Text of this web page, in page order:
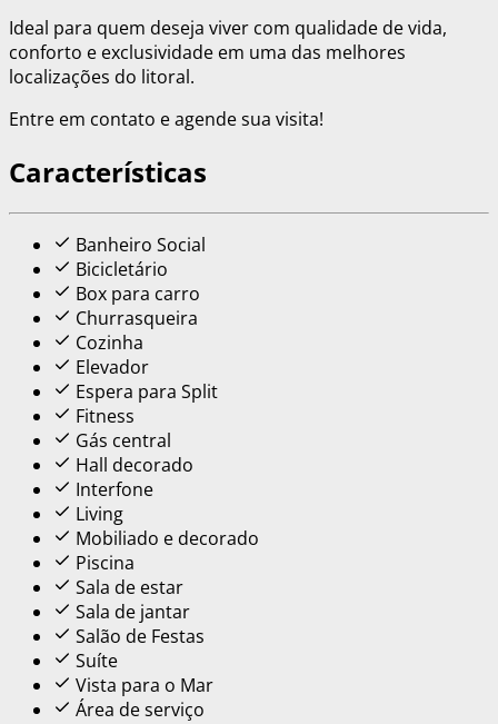
Ideal para quem deseja viver com qualidade de vida,
conforto e exclusividade em uma das melhores
localizações do litoral.
Entre em contato e agende sua visita!
Características
Banheiro Social
Bicicletário
Box para carro
Churrasqueira
Cozinha
Elevador
Espera para Split
Fitness
Gás central
Hall decorado
Interfone
Living
Mobiliado e decorado
Piscina
Sala de estar
Sala de jantar
Salão de Festas
Suíte
Vista para o Mar
Área de serviço